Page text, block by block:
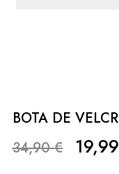
BOTA DE
34,90€ 19,99